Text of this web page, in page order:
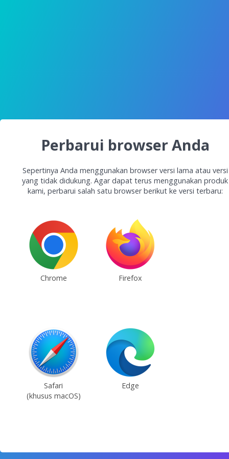
Perbarui browser Anda
Sepertinya Anda menggunakan browser versi lama atau versi
yang tidak didukung. Agar dapat terus menggunakan produk
kami, perbarui salah satu browser berikut ke versi terbaru:
Chrome Firefox
Safari
(khusus macOS)
Edge